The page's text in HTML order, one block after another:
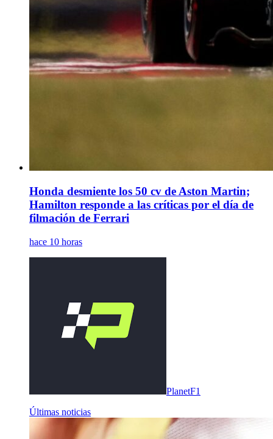
Honda desmiente los 50 cv de Aston Martin;
Hamilton responde a las críticas por el día de
filmación de Ferrari
hace 10 horas
PlanetF1
Últimas noticias